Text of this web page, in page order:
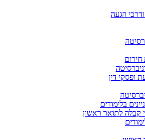
הגעה
ופסקי דין
בלימודים
קבלה לתואר ראשון